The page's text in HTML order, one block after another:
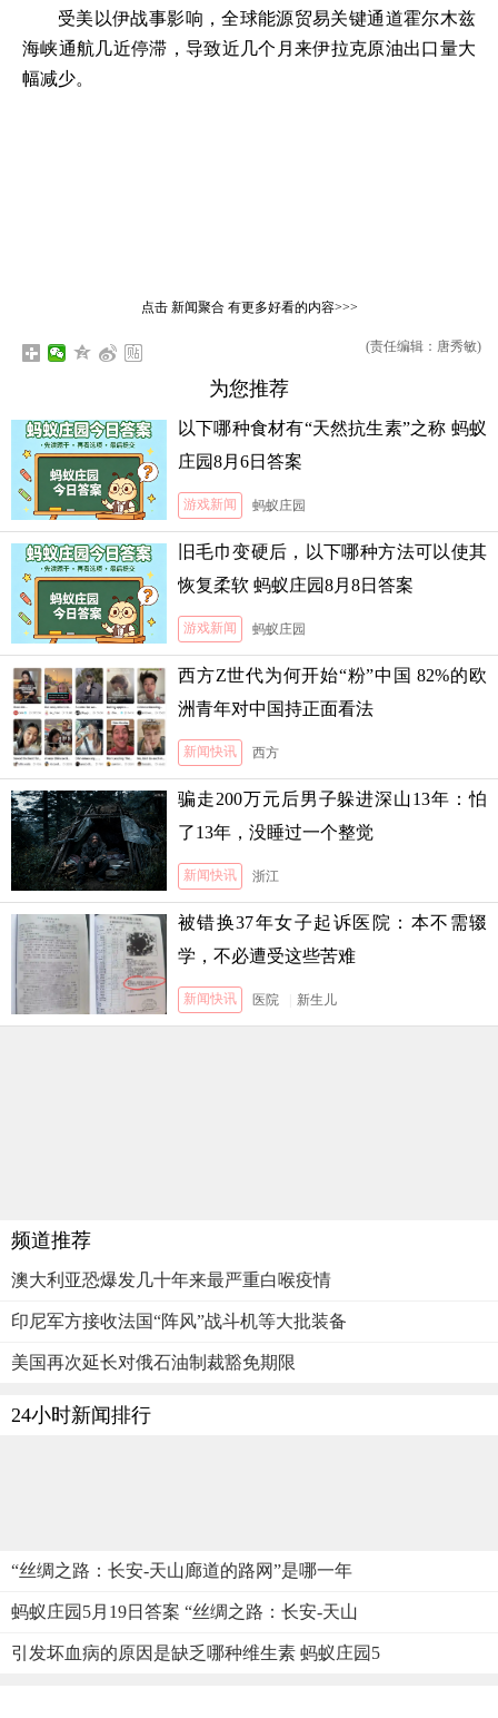
受美以伊战事影响，全球能源贸易关键通道霍尔木兹
海峡通航几近停滞，导致近几个月来伊拉克原油出口量大
幅减少。
点击 新闻聚合有更多好看的内容>>>
(责任编辑：唐秀敏)
为您推荐
以下哪种食材有“天然抗生素”之称 蚂蚁
庄园8月6日答案
游戏新闻 蚂蚁庄园
旧毛巾变硬后，以下哪种方法可以使其
恢复柔软 蚂蚁庄园8月8日答案
游戏新闻 蚂蚁庄园
西方Z世代为何开始“粉”中国 82%的欧
洲青年对中国持正面看法
新闻快讯 西方
骗走200万元后男子躲进深山13年：怕
了13年，没睡过一个整觉
新闻快讯 浙江
被错换37年女子起诉医院：本不需辍
学，不必遭受这些苦难
新闻快讯 医院 新生儿
频道推荐
澳大利亚恐爆发几十年来最严重白喉疫情
印尼军方接收法国“阵风”战斗机等大批装备
美国再次延长对俄石油制裁豁免期限
24小时新闻排行
“丝绸之路：长安-天山廊道的路网”是哪一年
蚂蚁庄园5月19日答案 “丝绸之路：长安-天山
引发坏血病的原因是缺乏哪种维生素 蚂蚁庄园5